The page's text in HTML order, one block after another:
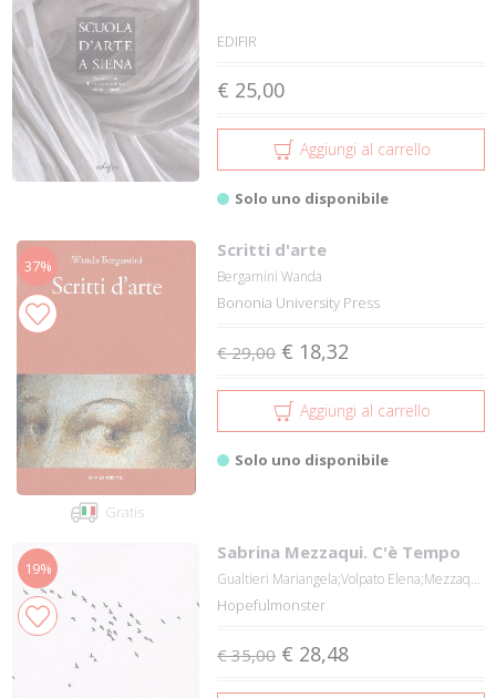
EDIFIR
€ 25,00
Aggiungi al carrello
Solo uno disponibile
37%
Gratis
Scritti d'arte
Bergamini Wanda
Bononia University Press
€ 29,00 € 18,32
Aggiungi al carrello
Solo uno disponibile
19%
Sabrina Mezzaqui. C'è Tempo
Gualtieri Mariangela;Volpato Elena;Mezzaqu...
Hopefulmonster
€ 35,00 € 28,48